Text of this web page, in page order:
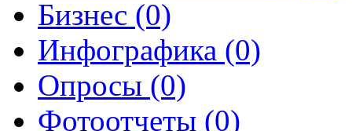
Бизнес (0)
Инфографика (0)
Опросы (0)
Фотоотчеты (0)